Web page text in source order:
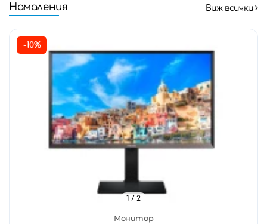
Намаления Виж всички
-10%
Монитор
1 / 2